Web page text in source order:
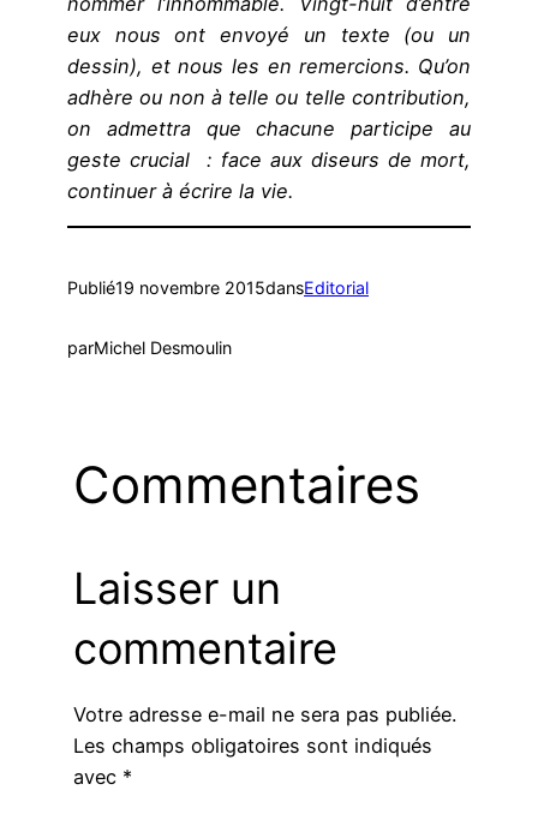
eux nous ont envoyé un texte (ou un
dessin), et nous les en remercions. Qu’on
adhère ou non à telle ou telle contribution,
on admettra que chacune participe au
geste crucial : face aux diseurs de mort,
continuer à écrire la vie.
Publié19 novembre 2015dansEditorial
parMichel Desmoulin
Commentaires
Laisser un
commentaire
Votre adresse e-mail ne sera pas publiée.
Les champs obligatoires sont indiqués
avec *